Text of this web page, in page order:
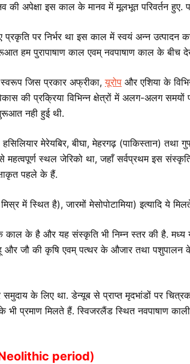
की अपेक्षा इस काल के मानव में मूलभूत परिवर्तन
पर निर्भर था इस काल में स्वयं अन्न उत्पादन
हम पुरापाषाण काल एवम् नवपाषाण काल के बीच
स्वरूप जिस प्रकार अफ्रीका,यूरोप और एशिया के
की प्रक्रिया विभिन्न क्षेत्रों में अलग-अलग
नही हुई थी.
मेरेयबिर, बीघा, मेहरगढ़ (पाकिस्तान) तथा
स्थल जेरिको था, जहाँ सर्वप्रथम इस
पहले के हैं.
में स्थित है), जारमों मेसोपोटामिया) इत्यादि ये
काल के है और यह संस्कृति भी निम्न स्तर की है. मध्य
जौ की कृषि एवम् पत्थर के औजार तथा पशुपालन
के लिए था. डेन्यूब से प्राप्त मृदभांडों पर
भी प्रमाण मिलते हैं. स्विजरलैंड स्थित नवपाषाण
period)